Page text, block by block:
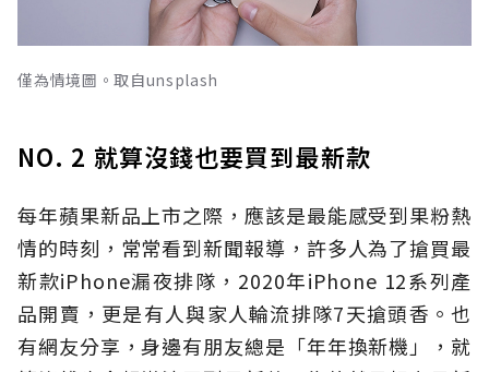
僅為情境圖。取自unsplash
NO. 2 就算沒錢也要買到最新款
每年蘋果新品上市之際，應該是最能感受到果粉熱
情的時刻，常常看到新聞報導，許多人為了搶買最
新款iPhone漏夜排隊，2020年iPhone 12系列產
品開賣，更是有人與家人輪流排隊7天搶頭香。也
有網友分享，身邊有朋友總是「年年換新機」，就